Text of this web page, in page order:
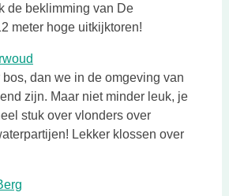
de beklimming van De
meter hoge uitkijktoren!
Deze link opent in een nieuwe tab
dan we in de omgeving van
zijn. Maar niet minder leuk, je
stuk over vlonders over
Lekker klossen over
Deze link opent in een nieuwe tab